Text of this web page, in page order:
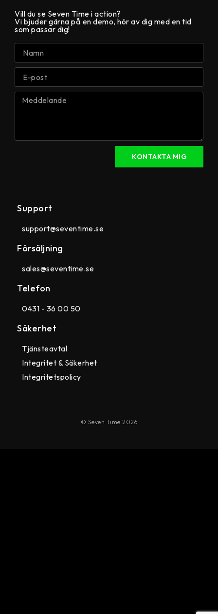
Vill du se Seven Time i action?
Vi bjuder gärna på en demo, hör av dig med en tid
som passar dig!
KONTAKTA MIG
Support
support@seventime.se
Försäljning
sales@seventime.se
Telefon
0431 - 36 00 50
Säkerhet
Tjänsteavtal
Integritet & Säkerhet
Integritetspolicy
© Seven Time 2026